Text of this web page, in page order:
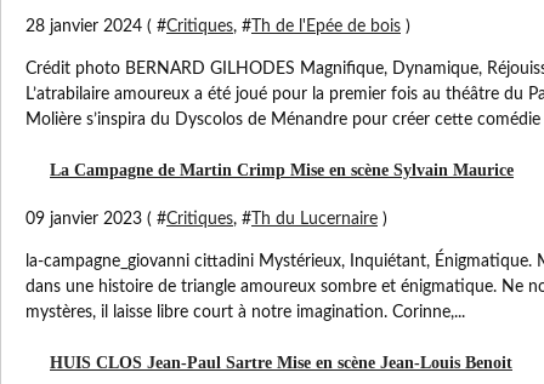
28 janvier 2024 ( #Critiques, # Th de l'Epée de bois )
Crédit photo BERNARD GILHODES Magnifique, Dynamique,
L’atrabilaire amoureux a été joué pour la premier fois au théâtre du
Molière s’inspira du Dyscolos de Ménandre pour créer cette comédie
La Campagne de Martin Crimp Mise en scène Sylvain Maurice
09 janvier 2023 ( #Critiques, # Th du Lucernaire )
la-campagne_giovanni cittadini Mystérieux, Inquiétant,
dans une histoire de triangle amoureux sombre et énigmatique. Ne
mystères, il laisse libre court à notre imagination. Corinne,...
HUIS CLOS Jean-Paul Sartre Mise en scène Jean-Louis Benoit